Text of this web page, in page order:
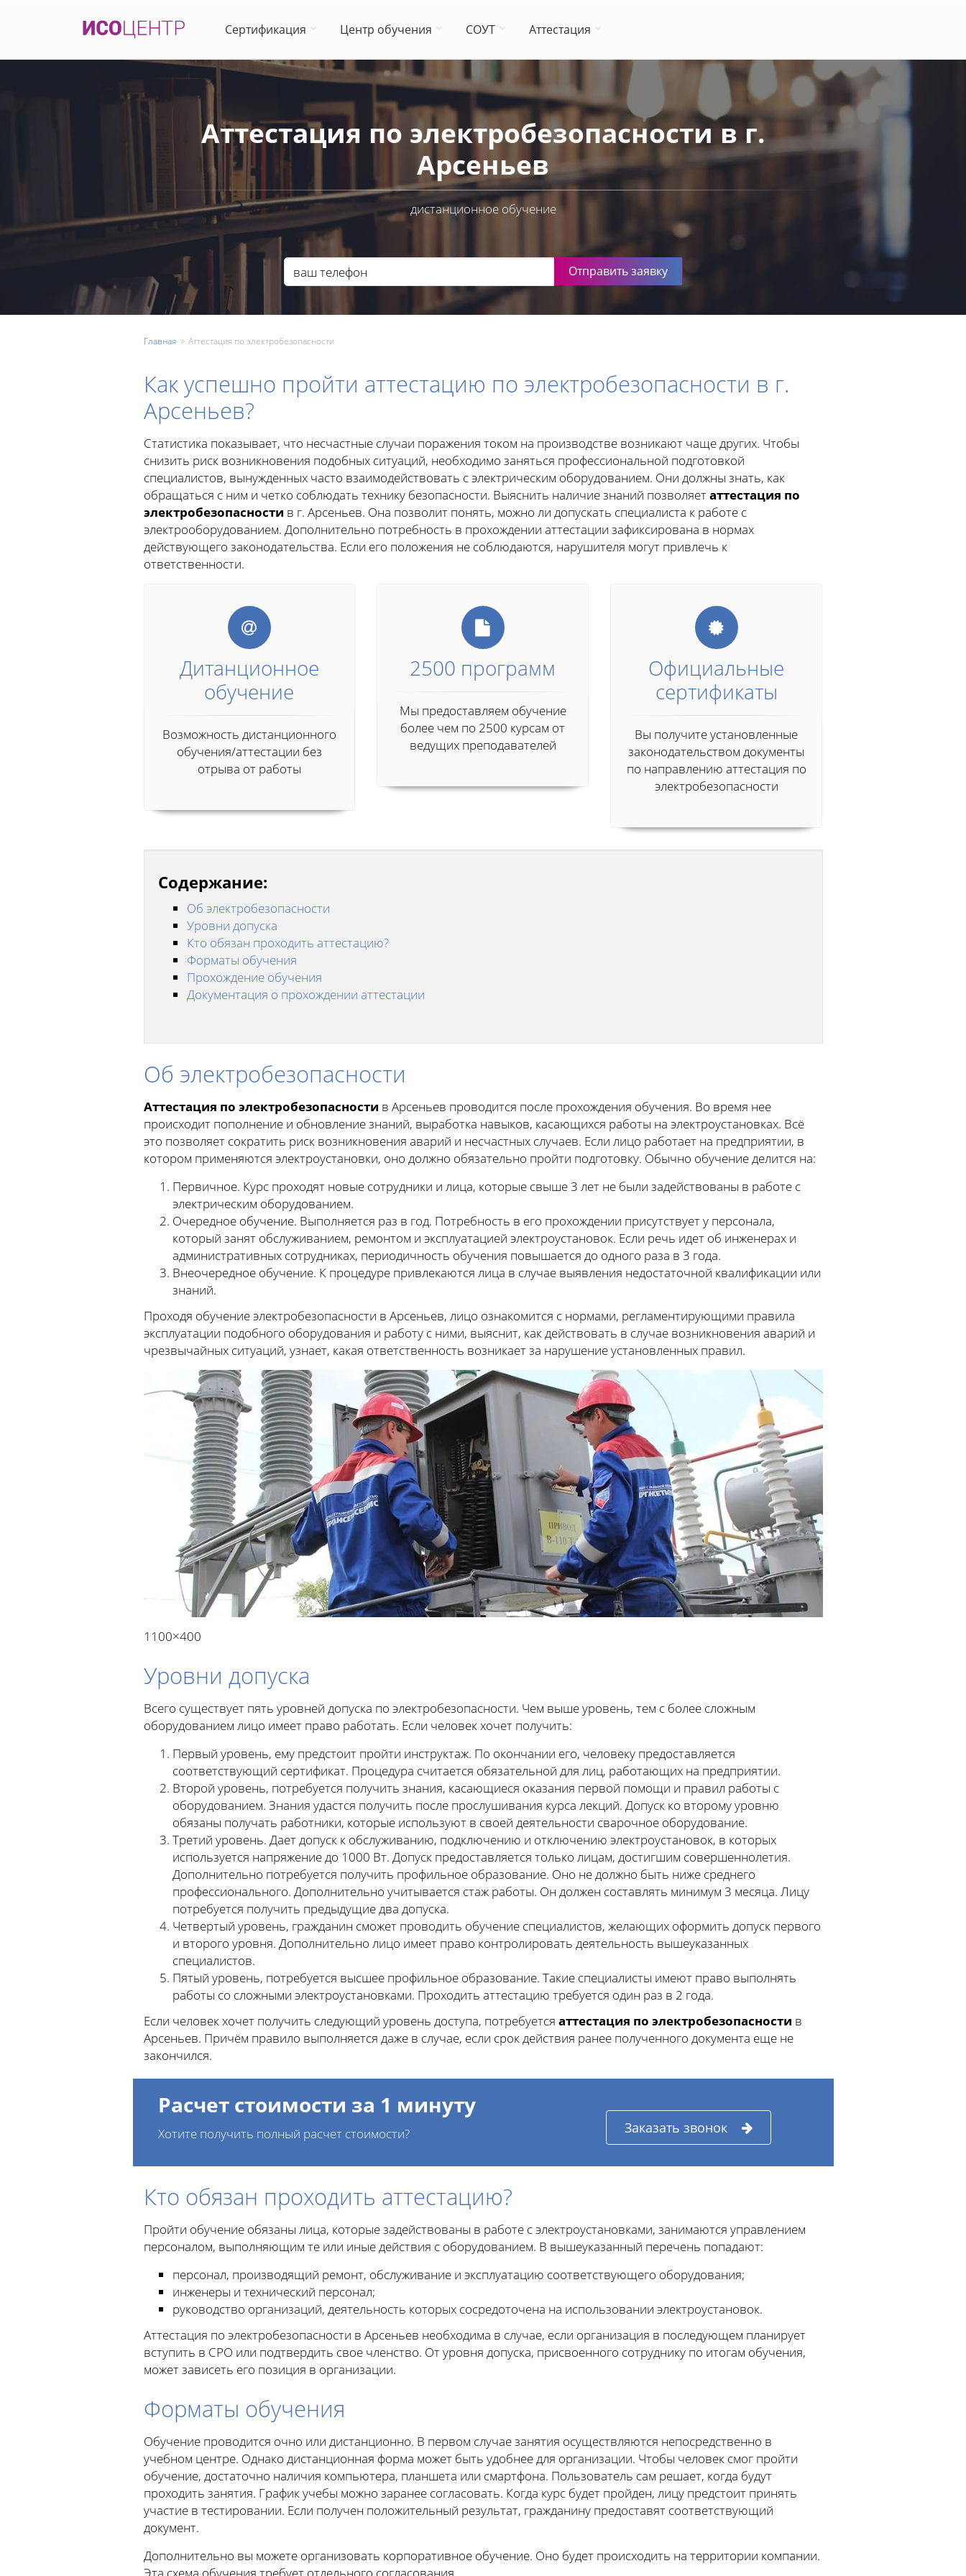
Сертификация Центр обучения СОУТ Аттестация
Аттестация по электробезопасности в г.
Арсеньев
дистанционное обучение
Отправить заявку
Главная Аттестация по электробезопасности
Как успешно пройти аттестацию по электробезопасности в г.
Арсеньев?
Статистика показывает, что несчастные случаи поражения током на производстве возникают чаще других. Чтобы
снизить риск возникновения подобных ситуаций, необходимо заняться профессиональной подготовкой
специалистов, вынужденных часто взаимодействовать с электрическим оборудованием. Они должны знать, как
обращаться с ним и четко соблюдать технику безопасности. Выяснить наличие знаний позволяетаттестация по
электробезопасности в г. Арсеньев. Она позволит понять, можно ли допускать специалиста к работе с
электрооборудованием. Дополнительно потребность в прохождении аттестации зафиксирована в нормах
действующего законодательства. Если его положения не соблюдаются, нарушителя могут привлечь к
ответственности.
Дитанционное
обучение
Возможность дистанционного
обучения/аттестации без
отрыва от работы
2500 программ
Мы предоставляем обучение
более чем по 2500 курсам от
ведущих преподавателей
Официальные
сертификаты
Вы получите установленные
законодательством документы
по направлению аттестация по
электробезопасности
Содержание:
Об электробезопасности
Уровни допуска
Кто обязан проходить аттестацию?
Форматы обучения
Прохождение обучения
Документация о прохождении аттестации
Об электробезопасности
Аттестация по электробезопасности в Арсеньев проводится после прохождения обучения. Во время нее
происходит пополнение и обновление знаний, выработка навыков, касающихся работы на электроустановках. Всё
это позволяет сократить риск возникновения аварий и несчастных случаев. Если лицо работает на предприятии, в
котором применяются электроустановки, оно должно обязательно пройти подготовку. Обычно обучение делится на:
Первичное. Курс проходят новые сотрудники и лица, которые свыше 3 лет не были задействованы в работе с
электрическим оборудованием.
Очередное обучение. Выполняется раз в год. Потребность в его прохождении присутствует у персонала,
который занят обслуживанием, ремонтом и эксплуатацией электроустановок. Если речь идет об инженерах и
административных сотрудниках, периодичность обучения повышается до одного раза в 3 года.
Внеочередное обучение. К процедуре привлекаются лица в случае выявления недостаточной квалификации или
знаний.
Проходя обучение электробезопасности в Арсеньев, лицо ознакомится с нормами, регламентирующими правила
эксплуатации подобного оборудования и работу с ними, выяснит, как действовать в случае возникновения аварий и
чрезвычайных ситуаций, узнает, какая ответственность возникает за нарушение установленных правил.
1100×400
Уровни допуска
Всего существует пять уровней допуска по электробезопасности. Чем выше уровень, тем с более сложным
оборудованием лицо имеет право работать. Если человек хочет получить:
Первый уровень, ему предстоит пройти инструктаж. По окончании его, человеку предоставляется
соответствующий сертификат. Процедура считается обязательной для лиц, работающих на предприятии.
Второй уровень, потребуется получить знания, касающиеся оказания первой помощи и правил работы с
оборудованием. Знания удастся получить после прослушивания курса лекций. Допуск ко второму уровню
обязаны получать работники, которые используют в своей деятельности сварочное оборудование.
Третий уровень. Дает допуск к обслуживанию, подключению и отключению электроустановок, в которых
используется напряжение до 1000 Вт. Допуск предоставляется только лицам, достигшим совершеннолетия.
Дополнительно потребуется получить профильное образование. Оно не должно быть ниже среднего
профессионального. Дополнительно учитывается стаж работы. Он должен составлять минимум 3 месяца. Лицу
потребуется получить предыдущие два допуска.
Четвертый уровень, гражданин сможет проводить обучение специалистов, желающих оформить допуск первого
и второго уровня. Дополнительно лицо имеет право контролировать деятельность вышеуказанных
специалистов.
Пятый уровень, потребуется высшее профильное образование. Такие специалисты имеют право выполнять
работы со сложными электроустановками. Проходить аттестацию требуется один раз в 2 года.
Если человек хочет получить следующий уровень доступа, потребуется аттестация по электробезопасности в
Арсеньев. Причём правило выполняется даже в случае, если срок действия ранее полученного документа еще не
закончился.
Расчет стоимости за 1 минуту
Хотите получить полный расчет стоимости? Заказать звонок
Кто обязан проходить аттестацию?
Пройти обучение обязаны лица, которые задействованы в работе с электроустановками, занимаются управлением
персоналом, выполняющим те или иные действия с оборудованием. В вышеуказанный перечень попадают:
персонал, производящий ремонт, обслуживание и эксплуатацию соответствующего оборудования;
инженеры и технический персонал;
руководство организаций, деятельность которых сосредоточена на использовании электроустановок.
Аттестация по электробезопасности в Арсеньев необходима в случае, если организация в последующем планирует
вступить в СРО или подтвердить свое членство. От уровня допуска, присвоенного сотруднику по итогам обучения,
может зависеть его позиция в организации.
Форматы обучения
Обучение проводится очно или дистанционно. В первом случае занятия осуществляются непосредственно в
учебном центре. Однако дистанционная форма может быть удобнее для организации. Чтобы человек смог пройти
обучение, достаточно наличия компьютера, планшета или смартфона. Пользователь сам решает, когда будут
проходить занятия. График учебы можно заранее согласовать. Когда курс будет пройден, лицу предстоит принять
участие в тестировании. Если получен положительный результат, гражданину предоставят соответствующий
документ.
Дополнительно вы можете организовать корпоративное обучение. Оно будет происходить на территории компании.
Эта схема обучения требует отдельного согласования.